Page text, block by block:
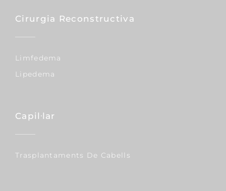
Cirurgia Reconstructiva
Limfedema
Lipedema
Capil·lar
Trasplantaments De Cabells